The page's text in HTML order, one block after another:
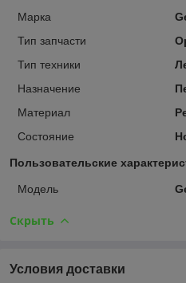
Марка
Тип запчасти
Тип техники
Назначение
Материал
Состояние
Пользовательские
Модель
Скрыть
Условия доставки